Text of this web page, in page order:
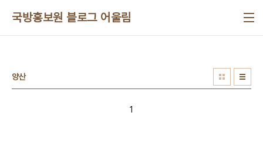
국방홍보원 블로그 어울림
양산
1